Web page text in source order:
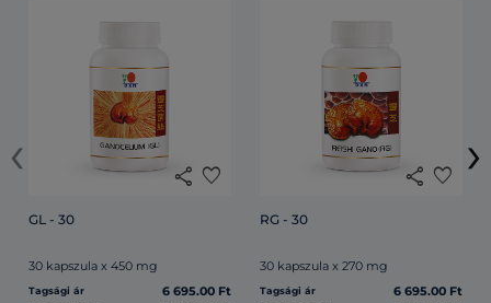
share favorite
GL - 30
30 kapszula x 450 mg
Tagsági ár 6 695.00 Ft
share favorite
RG - 30
30 kapszula x 270 mg
Tagsági ár 6 695.00 Ft
‹ ›